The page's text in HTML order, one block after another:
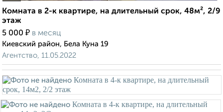
Комната в 2-к квартире, на длительный срок, 48м², 2/9
этаж
5 000 ₽ в месяц
Киевский район, Бела Куна 19
Агентство, 11.05.2022